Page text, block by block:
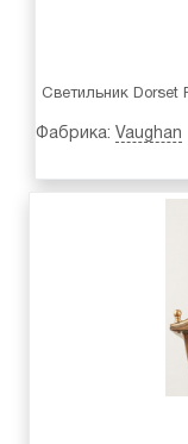
Светильник Dorset
Фабрика: Vaughan